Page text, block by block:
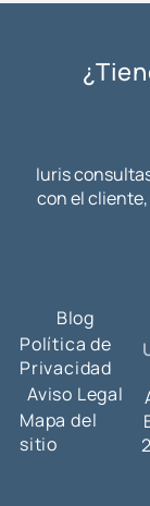
Iuris
con el
Blog
Política de
Privacidad
Aviso Legal
Mapa del
sitio